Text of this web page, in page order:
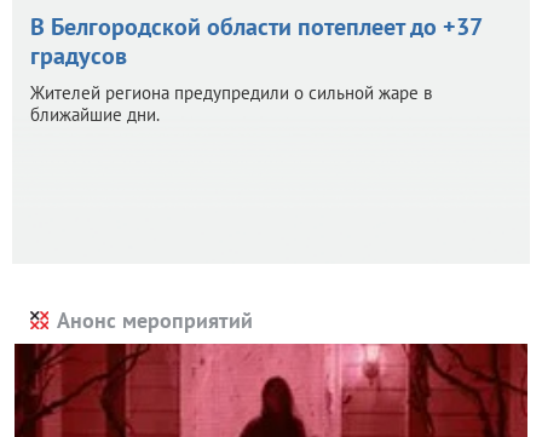
В Белгородской области потеплеет до +37
градусов
Жителей региона предупредили о сильной жаре в
ближайшие дни.
Анонс мероприятий